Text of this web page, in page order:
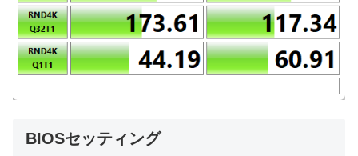
BIOSセッティング